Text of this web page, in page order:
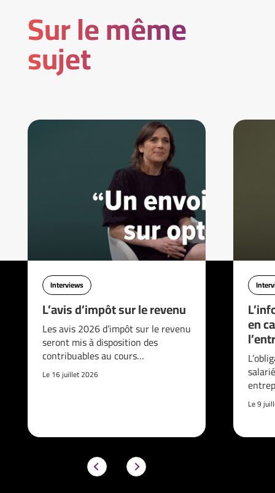
Sur le même
sujet
Interviews
L’avis d’impôt sur le revenu
Les avis 2026 d’impôt sur le revenu
seront mis à disposition des
contribuables au cours…
Le 16 juillet 2026
en
Le 9